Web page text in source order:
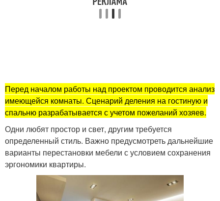
Перед началом работы над проектом проводится анализ
имеющейся комнаты. Сценарий деления на гостиную и
спальню разрабатывается с учетом пожеланий хозяев.
Одни любят простор и свет, другим требуется
определенный стиль. Важно предусмотреть дальнейшие
варианты перестановки мебели с условием сохранения
эргономики квартиры.